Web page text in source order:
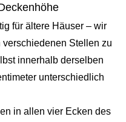
für ältere Häuser – wir
Stellen zu
innerhalb derselben
unterschiedlich
in allen vier Ecken des